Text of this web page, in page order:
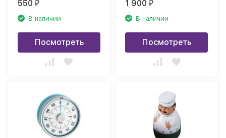
550₽
В наличии
Посмотреть
1 900₽
В наличии
Посмотреть